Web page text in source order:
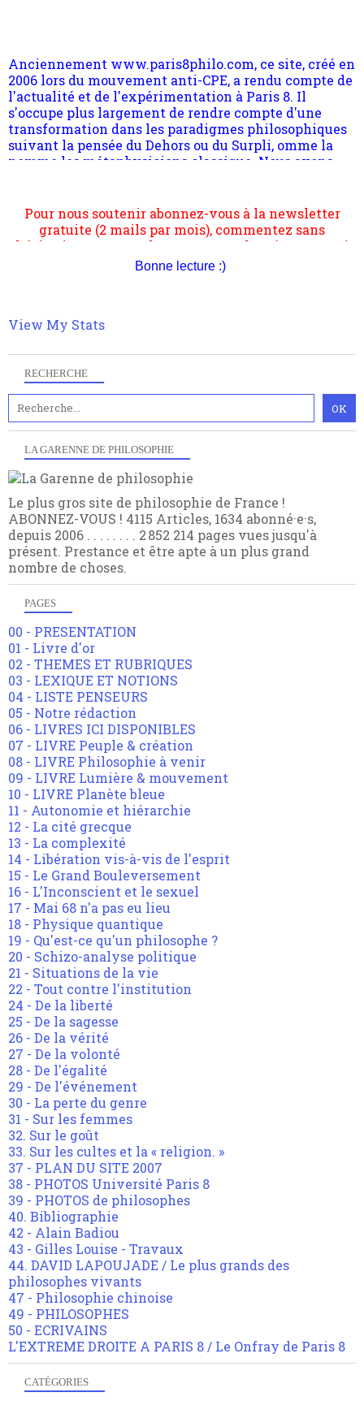
RECHERCHE
LA GARENNE DE PHILOSOPHIE
Le plus gros site de philosophie de France !
ABONNEZ-VOUS ! 4115 Articles, 1634 abonné·e·s,
depuis 2006 . . . . . . . . 2 852 214 pages vues jusqu'à
présent. Prestance et être apte à un plus grand
nombre de choses.
PAGES
00 - PRESENTATION
01 - Livre d'or
02 - THEMES ET RUBRIQUES
03 - LEXIQUE ET NOTIONS
04 - LISTE PENSEURS
05 - Notre rédaction
06 - LIVRES ICI DISPONIBLES
07 - LIVRE Peuple & création
08 - LIVRE Philosophie à venir
09 - LIVRE Lumière & mouvement
10 - LIVRE Planète bleue
11 - Autonomie et hiérarchie
12 - La cité grecque
13 - La complexité
14 - Libération vis-à-vis de l'esprit
15 - Le Grand Bouleversement
16 - L'Inconscient et le sexuel
17 - Mai 68 n'a pas eu lieu
18 - Physique quantique
19 - Qu'est-ce qu'un philosophe ?
20 - Schizo-analyse politique
21 - Situations de la vie
22 - Tout contre l'institution
24 - De la liberté
25 - De la sagesse
26 - De la vérité
27 - De la volonté
28 - De l'égalité
29 - De l'événement
30 - La perte du genre
31 - Sur les femmes
32. Sur le goût
33. Sur les cultes et la « religion. »
37 - PLAN DU SITE 2007
38 - PHOTOS Université Paris 8
39 - PHOTOS de philosophes
40. Bibliographie
42 - Alain Badiou
43 - Gilles Louise - Travaux
44. DAVID LAPOUJADE / Le plus grands des
philosophes vivants
47 - Philosophie chinoise
49 - PHILOSOPHES
50 - ECRIVAINS
L'EXTREME DROITE A PARIS 8 / Le Onfray de Paris 8
CATÉGORIES
s'occupe plus largement de rendre compte d'une
transformation dans les paradigmes philosophiques
suivant la pensée du Dehors ou du Surpli, omme la
nomme les métaphysiciens classique. Nous avons
quant à nous déjà basculé d'emblée dans la modernité
quantique, résolvant la plupart des impasses
philosophique du WWe siècle. Cette pensée hors
articles pour être apte à un plus grand nombre de
choses.
vous le pouvez faîtes des liens depuis votre site.
Bonne lecture :)
View My Stats